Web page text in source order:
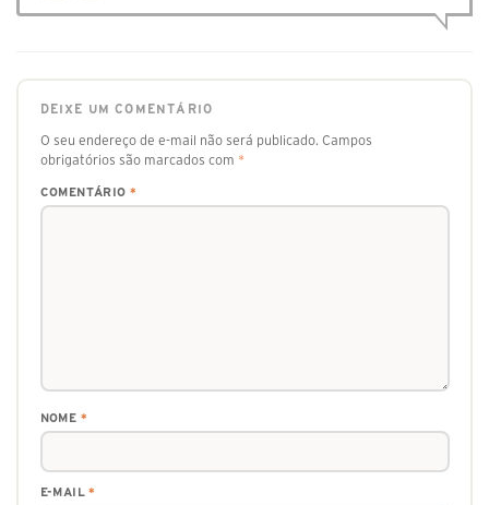
DEIXE UM COMENTÁRIO
O seu endereço de e-mail não será publicado. Campos
obrigatórios são marcados com *
COMENTÁRIO *
NOME *
E-MAIL*